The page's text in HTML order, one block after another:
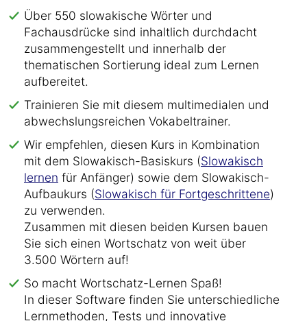
Über 550 slowakische Wörter und
Fachausdrücke sind inhaltlich durchdacht
zusammengestellt und innerhalb der
thematischen Sortierung ideal zum Lernen
aufbereitet.
Trainieren Sie mit diesem multimedialen und
abwechslungsreichen Vokabeltrainer.
Wir empfehlen, diesen Kurs in Kombination
mit dem Slowakisch-Basiskurs (Slowakisch
lernen für Anfänger) sowie dem Slowakisch-
Aufbaukurs (Slowakisch für Fortgeschrittene)
zu verwenden.
Zusammen mit diesen beiden Kursen bauen
Sie sich einen Wortschatz von weit über
3.500 Wörtern auf!
So macht Wortschatz-Lernen Spaß!
In dieser Software finden Sie unterschiedliche
Lernmethoden, Tests und innovative